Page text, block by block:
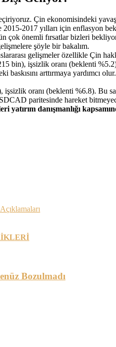
Çin ekonomisindeki
2017 yılları için enflasyon
çok önemli fırsatlar bizleri
şöyle bir bakalım.
gelişmeler özellikle Çin
bin), işsizlik oranı (beklenti
baskısını arttırmaya yardımcı
oranı (beklenti %6.8). Bu
paritesinde hareket
yatırım danışmanlığı
Bozulmadı